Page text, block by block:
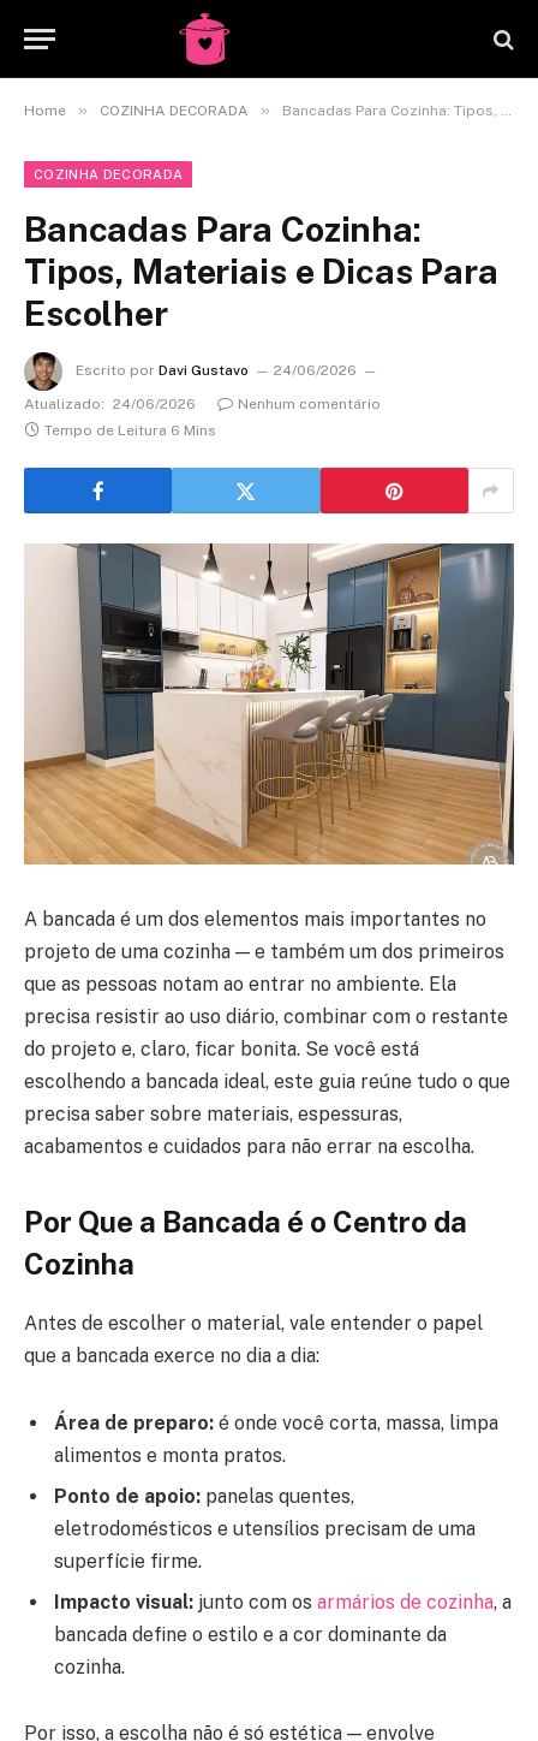
Home » COZINHA DECORADA » Bancadas Para Cozinha: Tipos, Materiais e Dicas Para Escolher
COZINHA DECORADA
Bancadas Para Cozinha:
Tipos, Materiais e Dicas Para
Escolher
Escrito por Davi Gustavo
24/06/2026
Atualizado: 24/06/2026
Nenhum comentário
Tempo de Leitura 6 Mins
A bancada é um dos elementos mais importantes no
projeto de uma cozinha — e também um dos primeiros
que as pessoas notam ao entrar no ambiente. Ela
precisa resistir ao uso diário, combinar com o restante
do projeto e, claro, ficar bonita. Se você está
escolhendo a bancada ideal, este guia reúne tudo o que
precisa saber sobre materiais, espessuras,
acabamentos e cuidados para não errar na escolha.
Por Que a Bancada é o Centro da
Cozinha
Antes de escolher o material, vale entender o papel
que a bancada exerce no dia a dia:
Área de preparo: é onde você corta, massa, limpa
alimentos e monta pratos.
Ponto de apoio: panelas quentes,
eletrodomésticos e utensílios precisam de uma
superfície firme.
Impacto visual: junto com os armários de cozinha, a
bancada define o estilo e a cor dominante da
cozinha.
Por isso, a escolha não é só estética — envolve